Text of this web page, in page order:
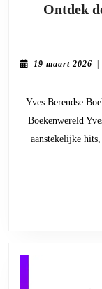
Ontdek
19 maart 2026 19|
Yves Berendse
Boekenwereld
aanstekelijke